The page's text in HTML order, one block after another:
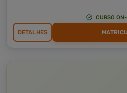
CURSO
DETALHES